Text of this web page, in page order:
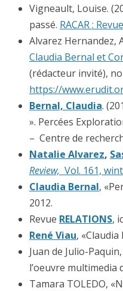
MUJER BUSCA
FRAGMENTO
Vigneault, Louise.
passé. RACAR :
Alvarez Hernandez,
Claudia Bernal et
(rédacteur invité),
https://
Bernal, Claudia.
». Percées
– Centre de
Natalie Alvarez,
Review, Vol. 161,
Claudia Bernal,
2012.
Revue RELATIONS,
René Viau, «Claudia
Juan de Julio-
l’oeuvre multimedia
Tamara TOLEDO,